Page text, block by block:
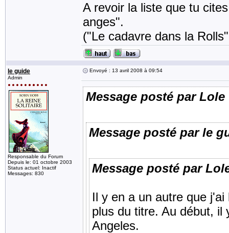
A revoir la liste que tu
anges".
("Le cadavre dans la
le guide
Admin
Responsable du Forum
Depuis le: 01 octobre 2003
Status actuel: Inactif
Messages: 830
Envoyé : 13 avril 2008 à 09:54
Message posté par Lole
Message posté par le
Message posté par
Il y en a un autre que
plus du titre. Au début, il
Angeles.